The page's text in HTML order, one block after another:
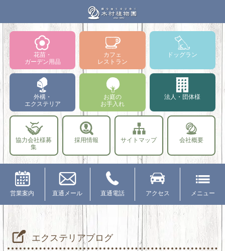
花苗・
ガーデン用品
カフェ
レストラン
ドッグラン
外構・
エクステリア
お庭の
お手入れ
法人・団体様
協力会社様募
集
採用情報 サイトマップ 会社概要
営業案内 直通メール 直通電話 アクセス メニュー
エクステリアブログ